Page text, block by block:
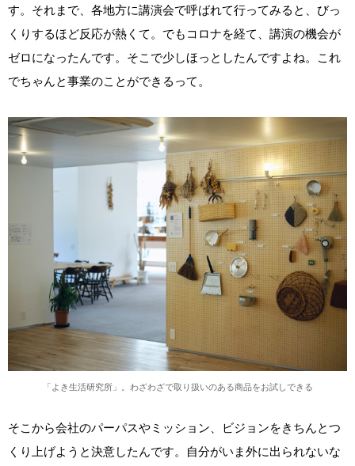
す。それまで、各地方に講演会で呼ばれて行ってみると、びっ
くりするほど反応が熱くて。でもコロナを経て、講演の機会が
ゼロになったんです。そこで少しほっとしたんですよね。これ
でちゃんと事業のことができるって。
「よき生活研究所」。わざわざで取り扱いのある商品をお試しできる
そこから会社のパーパスやミッション、ビジョンをきちんとつ
くり上げようと決意したんです。自分がいま外に出られないな